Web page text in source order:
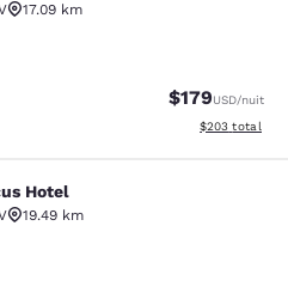
17.09 km
731 commentaires
$179USD/nuit
Afficher les
$203 total
Hotel
19.49 km
92 commentaires